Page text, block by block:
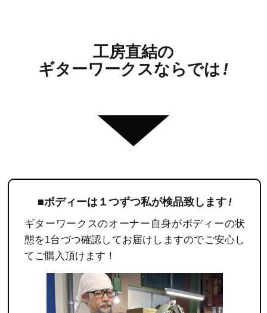
工房直結の
ギターワークスならでは !
■ボディーは１つずつ私が検品致します !
ギターワークスのオーナー自身がボディーの状
態を1台づつ確認してお届けしますのでご安心し
てご購入頂けます！